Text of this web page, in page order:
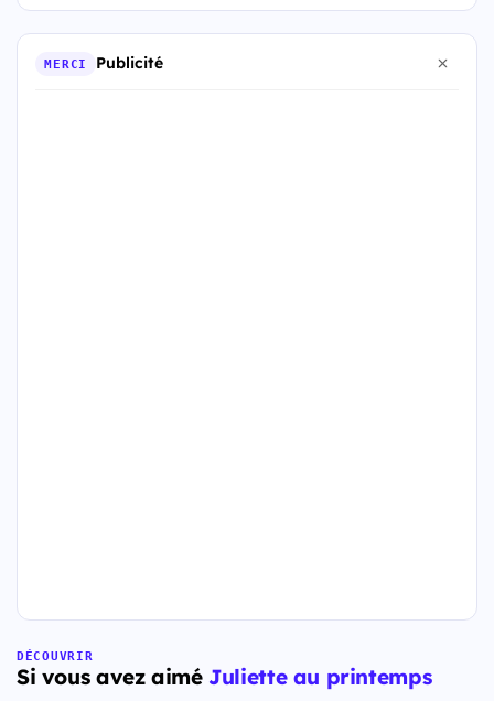
MERCI Publicité
DÉCOUVRIR
Si vous avez aimé Juliette au printemps